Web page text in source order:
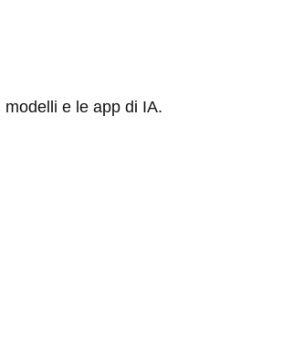
e le app di IA.